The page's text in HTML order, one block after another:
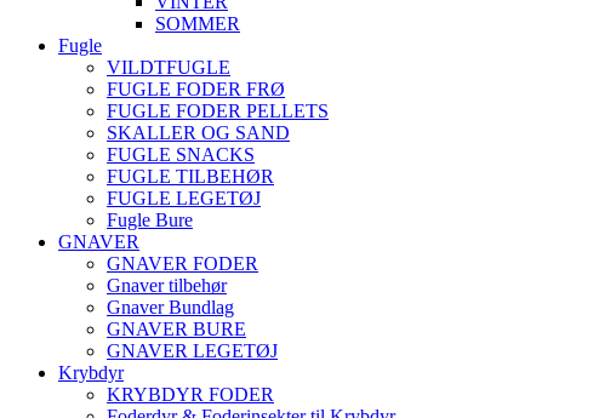
SOMMER
Fugle
VILDTFUGLE
FUGLE FODER FRØ
FUGLE FODER PELLETS
SKALLER OG SAND
FUGLE SNACKS
FUGLE TILBEHØR
FUGLE LEGETØJ
Fugle Bure
GNAVER
GNAVER FODER
Gnaver tilbehør
Gnaver Bundlag
GNAVER BURE
GNAVER LEGETØJ
Krybdyr
KRYBDYR FODER